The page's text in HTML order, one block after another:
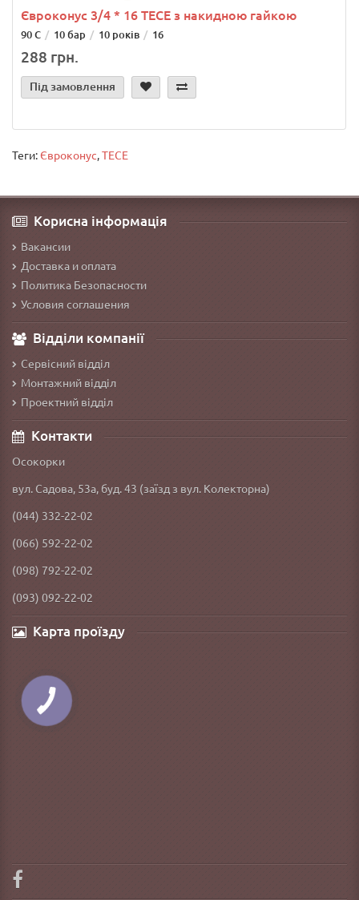
Євроконус 3/4 * 16 TECE з накидною гайкою
90 С 10 бар 10 років 16
288 грн.
Під замовлення
Теги:Євроконус,TECE
Корисна інформація
Вакансии
Доставка и оплата
Политика Безопасности
Условия соглашения
Відділи компанії
Сервісний відділ
Монтажний відділ
Проектний відділ
Контакти
Осокорки
вул. Садова, 53а, буд. 43 (заїзд з вул. Колекторна)
(044) 332-22-02
(066) 592-22-02
(098) 792-22-02
(093) 092-22-02
Карта проїзду